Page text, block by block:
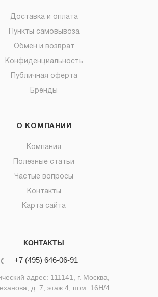
Доставка и оплата
Пункты самовывоза
Обмен и возврат
Конфиденциальность
Публичная оферта
Бренды
О КОМПАНИИ
Компания
Полезные статьи
Частые вопросы
Контакты
Карта сайта
КОНТАКТЫ
+7 (495) 646-06-91
адрес: 111141, г. Москва,
д. 7, этаж 4, пом. 16Н/4